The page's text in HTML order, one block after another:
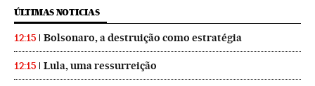
ÚLTIMAS NOTICIAS
12:15 Bolsonaro, a destruição como estratégia
12:15 Lula, uma ressurreição